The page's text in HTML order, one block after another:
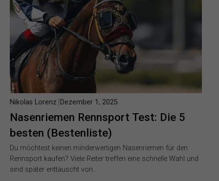
Nasenriemen Rennsport Test: Die 5
besten (Bestenliste)
Nikolas Lorenz Dezember 1, 2025
Du möchtest keinen minderwertigen Nasenriemen für den
Rennsport kaufen? Viele Reiter treffen eine schnelle Wahl und
sind später enttäuscht von…